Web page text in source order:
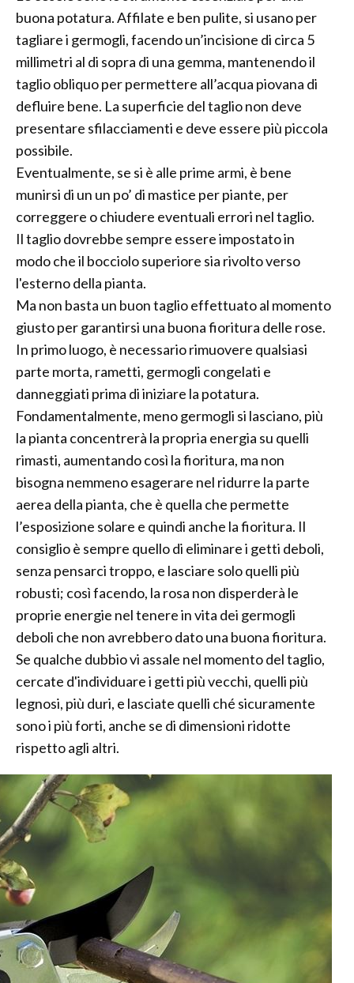
buona potatura. Affilate e ben pulite, si usano per
tagliare i germogli, facendo un’incisione di circa 5
millimetri al di sopra di una gemma, mantenendo il
taglio obliquo per permettere all’acqua piovana di
defluire bene. La superficie del taglio non deve
presentare sfilacciamenti e deve essere più piccola
possibile.
Eventualmente, se si è alle prime armi, è bene
munirsi di un un po’ di mastice per piante, per
correggere o chiudere eventuali errori nel taglio.
Il taglio dovrebbe sempre essere impostato in
modo che il bocciolo superiore sia rivolto verso
l'esterno della pianta.
Ma non basta un buon taglio effettuato al momento
giusto per garantirsi una buona fioritura delle rose.
In primo luogo, è necessario rimuovere qualsiasi
parte morta, rametti, germogli congelati e
danneggiati prima di iniziare la potatura.
Fondamentalmente, meno germogli si lasciano, più
la pianta concentrerà la propria energia su quelli
rimasti, aumentando così la fioritura, ma non
bisogna nemmeno esagerare nel ridurre la parte
aerea della pianta, che è quella che permette
l’esposizione solare e quindi anche la fioritura. Il
consiglio è sempre quello di eliminare i getti deboli,
senza pensarci troppo, e lasciare solo quelli più
robusti; così facendo, la rosa non disperderà le
proprie energie nel tenere in vita dei germogli
deboli che non avrebbero dato una buona fioritura.
Se qualche dubbio vi assale nel momento del taglio,
cercate d'individuare i getti più vecchi, quelli più
legnosi, più duri, e lasciate quelli ché sicuramente
sono i più forti, anche se di dimensioni ridotte
rispetto agli altri.